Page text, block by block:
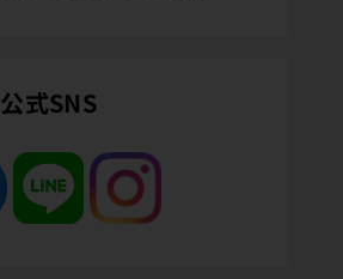
公式SNS